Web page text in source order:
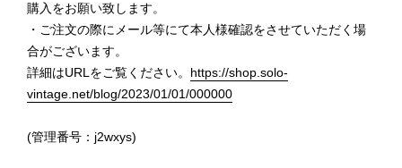
購入をお願い致します。
・ご注文の際にメール等にて本人様確認をさせていただく場
合がございます。
詳細はURLをご覧ください。 https://shop.solo-
vintage.net/blog/2023/01/01/000000
(管理番号：j2wxys)